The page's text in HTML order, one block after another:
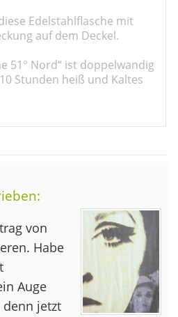
Edelstahlflasche mit
auf dem Deckel.
51° Nord“ ist doppelwandig
Stunden heiß und Kaltes
von
Habe
Auge
denn jetzt